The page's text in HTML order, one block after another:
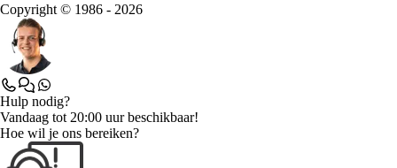
Copyright © 1986 - 2026
Hulp nodig?
Vandaag tot 20:00 uur beschikbaar!
Hoe wil je ons bereiken?